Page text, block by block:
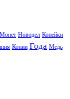
Монет Новодел Копейки
Копии Года Медь